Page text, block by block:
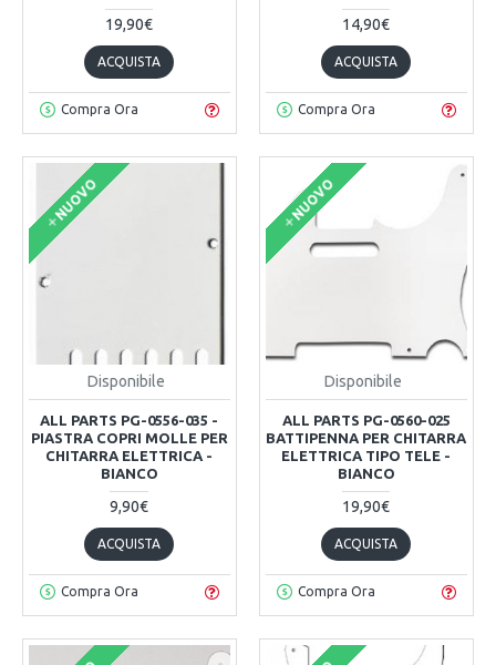
19,90€
ACQUISTA
Compra Ora
14,90€
ACQUISTA
Compra Ora
NUOVO
Disponibile
ALL PARTS PG-0556-035 -
PIASTRA COPRI MOLLE PER
CHITARRA ELETTRICA -
BIANCO
9,90€
ACQUISTA
Compra Ora
NUOVO
Disponibile
ALL PARTS PG-0560-025
BATTIPENNA PER CHITARRA
ELETTRICA TIPO TELE -
BIANCO
19,90€
ACQUISTA
Compra Ora